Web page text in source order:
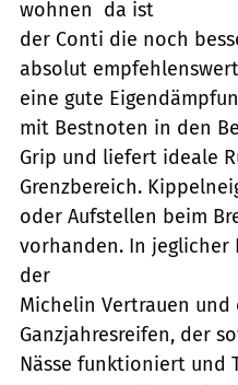
wohnen  da ist
der Conti die noch
absolut
eine gute
mit Bestnoten in den
Grip und liefert ideale
Grenzbereich.
oder Aufstellen beim
vorhanden. In
der
Michelin Vertrauen
Ganzjahresreifen, der
Nässe funktioniert und